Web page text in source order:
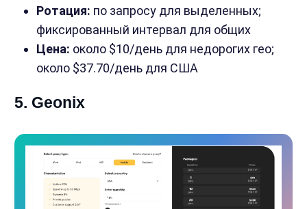
Ротация: по запросу для выделенных;
фиксированный интервал для общих
Цена: около $10/день для недорогих гео;
около $37.70/день для США
5. Geonix